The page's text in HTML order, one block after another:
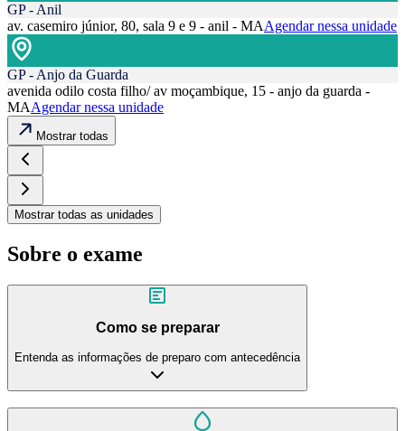
GP - Anil
av. casemiro júnior, 80, sala 9 e 9 - anil - MAAgendar nessa unidade
GP - Anjo da Guarda
avenida odilo costa filho/ av moçambique, 15 - anjo da guarda -
MAAgendar nessa unidade
Mostrar todas
Mostrar todas as unidades
Sobre o exame
Como se preparar
Entenda as informações de preparo com antecedência